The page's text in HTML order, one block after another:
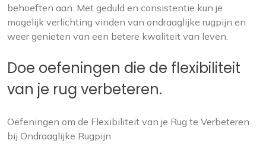
behoeften aan. Met geduld en consistentie kun je
mogelijk verlichting vinden van ondraaglijke rugpijn en
weer genieten van een betere kwaliteit van leven.
Doe oefeningen die de flexibiliteit
van je rug verbeteren.
Oefeningen om de Flexibiliteit van je Rug te Verbeteren
bij Ondraaglijke Rugpijn